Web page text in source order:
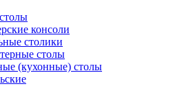
консоли
столики
столы
(кухонные) столы